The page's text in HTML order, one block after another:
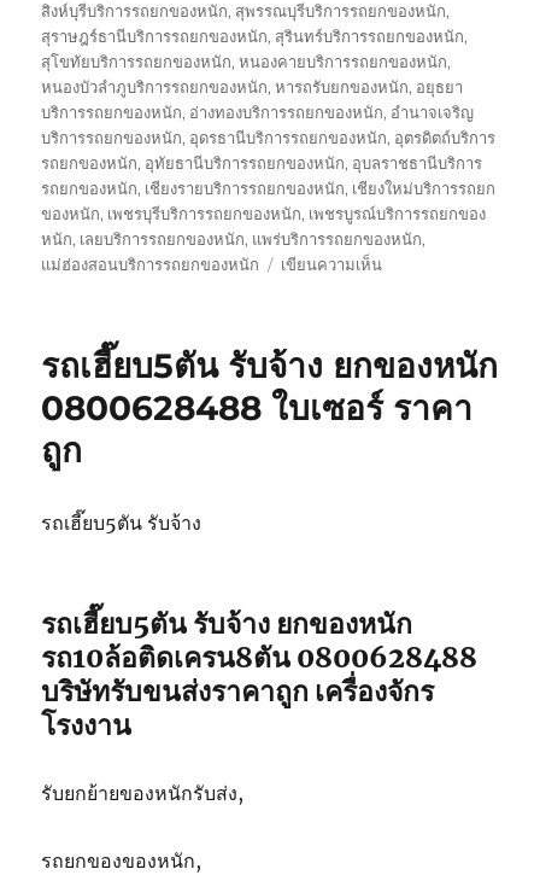
สิงห์บุรีบริการรถยกของหนัก, สุพรรณบุรีบริการรถยกของหนัก,
สุราษฎร์ธานีบริการรถยกของหนัก, สุรินทร์บริการรถยกของหนัก,
สุโขทัยบริการรถยกของหนัก,หนองคายบริการรถยกของหนัก,
หนองบัวลำภูบริการรถยกของหนัก,หารถรับยกของหนัก, อยุธยา
บริการรถยกของหนัก, อ่างทองบริการรถยกของหนัก, อำนาจเจริญ
บริการรถยกของหนัก, อุดรธานีบริการรถยกของหนัก, อุตรดิตถ์บริการ
รถยกของหนัก, อุทัยธานีบริการรถยกของหนัก, อุบลราชธานีบริการ
รถยกของหนัก, เชียงรายบริการรถยกของหนัก, เชียงใหม่บริการรถยก
ของหนัก, เพชรบุรีบริการรถยกของหนัก, เพชรบูรณ์บริการรถยกของ
หนัก, เลยบริการรถยกของหนัก, แพร่บริการรถยกของหนัก,
แม่ฮ่องสอนบริการรถยกของหนัก
เขียนความเห็นบน
ของ
หนัก
10ล้อ
รถเฮี๊ยบ5ตัน รับจ้าง ยกของหนัก
0800628488 ใบเซอร์ ราคา
ถูก
รถเฮี๊ยบ5ตัน รับจ้าง
รถเฮี๊ยบ5ตัน รับจ้าง ยกของหนัก
รถ10ล้อติดเครน8ตัน 0800628488
บริษัทรับขนส่งราคาถูก เครื่องจักร
โรงงาน
รับยกย้ายของหนักรับส่ง,
รถยกของของหนัก,